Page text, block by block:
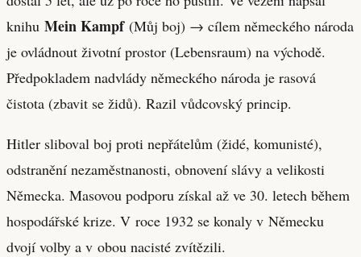
knihu Mein Kampf(Můj boj) → cílem německého národa
je ovládnout životní prostor (Lebensraum) na východě.
Předpokladem nadvlády německého národa je rasová
čistota (zbavit se židů). Razil vůdcovský princip.
Hitler sliboval boj proti nepřátelům (židé, komunisté),
odstranění nezaměstnanosti, obnovení slávy a velikosti
Německa. Masovou podporu získal až ve 30. letech během
hospodářské krize. V roce 1932 se konaly v Německu
dvojí volby a v obou nacisté zvítězili.